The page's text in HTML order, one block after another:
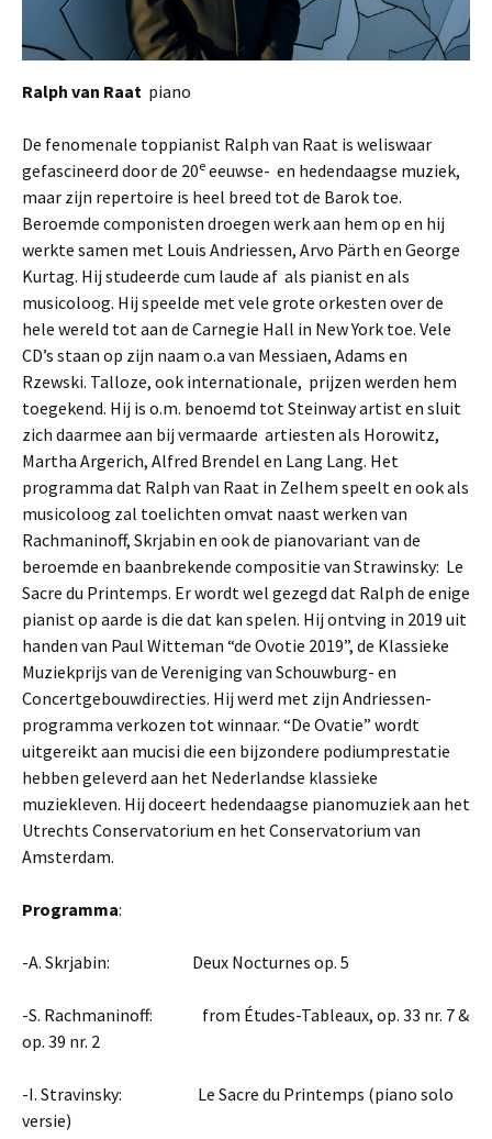
Ralph van Raat piano
De fenomenale toppianist Ralph van Raat is weliswaar
gefascineerd door de 20e eeuwse- en hedendaagse muziek,
maar zijn repertoire is heel breed tot de Barok toe.
Beroemde componisten droegen werk aan hem op en hij
werkte samen met Louis Andriessen, Arvo Pärth en George
Kurtag. Hij studeerde cum laude af als pianist en als
musicoloog. Hij speelde met vele grote orkesten over de
hele wereld tot aan de Carnegie Hall in New York toe. Vele
CD’s staan op zijn naam o.a van Messiaen, Adams en
Rzewski. Talloze, ook internationale, prijzen werden hem
toegekend. Hij is o.m. benoemd tot Steinway artist en sluit
zich daarmee aan bij vermaarde artiesten als Horowitz,
Martha Argerich, Alfred Brendel en Lang Lang. Het
programma dat Ralph van Raat in Zelhem speelt en ook als
musicoloog zal toelichten omvat naast werken van
Rachmaninoff, Skrjabin en ook de pianovariant van de
beroemde en baanbrekende compositie van Strawinsky: Le
Sacre du Printemps. Er wordt wel gezegd dat Ralph de enige
pianist op aarde is die dat kan spelen. Hij ontving in 2019 uit
handen van Paul Witteman “de Ovotie 2019”, de Klassieke
Muziekprijs van de Vereniging van Schouwburg- en
Concertgebouwdirecties. Hij werd met zijn Andriessen-
programma verkozen tot winnaar. “De Ovatie” wordt
uitgereikt aan mucisi die een bijzondere podiumprestatie
hebben geleverd aan het Nederlandse klassieke
muziekleven. Hij doceert hedendaagse pianomuziek aan het
Utrechts Conservatorium en het Conservatorium van
Amsterdam.
Programma:
-A. Skrjabin: Deux Nocturnes op. 5
-S. Rachmaninoff: from Études-Tableaux, op. 33 nr. 7 &
op. 39 nr. 2
-I. Stravinsky: Le Sacre du Printemps (piano solo
versie)